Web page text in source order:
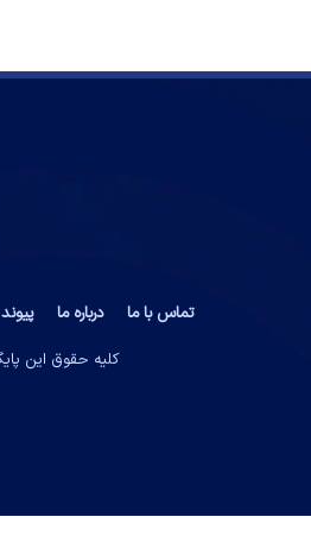
تماس با ما درباره ما
کلیه حقوق این